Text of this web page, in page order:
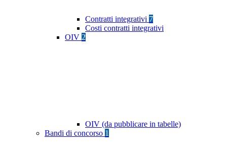
Contratti integrativi 7
Costi contratti integrativi
OIV 2
OIV (da pubblicare in tabelle)
Bandi di concorso 1